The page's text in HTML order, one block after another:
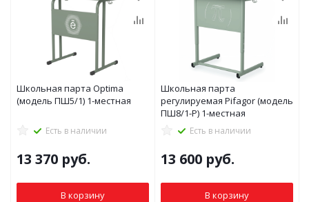
Школьная парта Optima
(модель ПШ5/1) 1-местная
Есть в наличии
13 370 руб.
В корзину
Школьная парта
регулируемая Pifagor (модель
ПШ8/1-Р) 1-местная
Есть в наличии
13 600 руб.
В корзину